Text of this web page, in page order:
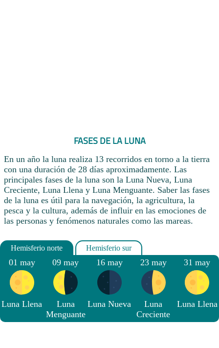
FASES DE LA LUNA
En un año la luna realiza 13 recorridos en torno a la tierra
con una duración de 28 días aproximadamente. Las
principales fases de la luna son la Luna Nueva, Luna
Creciente, Luna Llena y Luna Menguante. Saber las fases
de la luna es útil para la navegación, la agricultura, la
pesca y la cultura, además de influir en las emociones de
las personas y fenómenos naturales como las mareas.
01 may
Luna Llena
09 may
Luna
Menguante
16 may
Luna Nueva
23 may
Luna
Creciente
31 may
Luna Llena